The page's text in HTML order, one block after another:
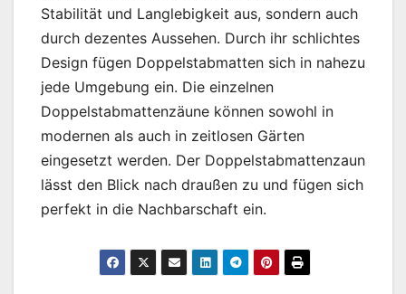
Stabilität und Langlebigkeit aus, sondern auch
durch dezentes Aussehen. Durch ihr schlichtes
Design fügen Doppelstabmatten sich in nahezu
jede Umgebung ein. Die einzelnen
Doppelstabmattenzäune können sowohl in
modernen als auch in zeitlosen Gärten
eingesetzt werden. Der Doppelstabmattenzaun
lässt den Blick nach draußen zu und fügen sich
perfekt in die Nachbarschaft ein.